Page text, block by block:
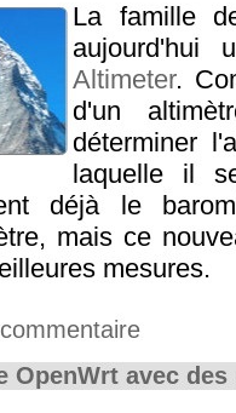
La famille
aujourd'hui
Altimeter.
d'un
déterminer
laquelle il
déjà le
mais ce
mesures.
OpenWrt avec